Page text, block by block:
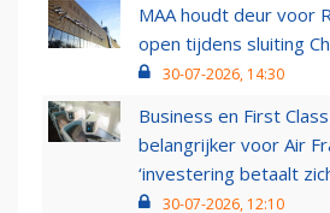
MAA houdt deur voor
open tijdens sluiting
30-07-2026, 14:30
Business en First
belangrijker voor Air
‘investering betaalt
30-07-2026, 12:10